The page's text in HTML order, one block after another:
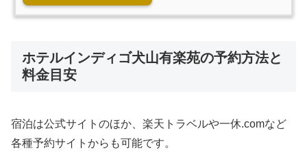
ホテルインディゴ犬山有楽苑の予約方法と
料金目安
宿泊は公式サイトのほか、楽天トラベルや一休.comなど
各種予約サイトからも可能です。